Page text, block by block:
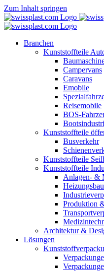
Zum Inhalt springen
Branchen
Kunststoffteile
Campervans
Caravans
Emobile
Reisemobile
BOS-
Kunststoffteile
Busverkehr
Kunststoffteile
Kunststoffteile
Anlagen- &
Produktion
Architektur &
Lösungen